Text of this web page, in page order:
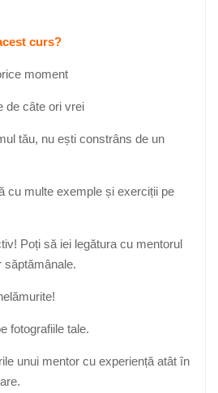
curs?
moment
de câte ori vrei
tău, nu ești constrâns de un
cu multe exemple și exerciții pe
Poți să iei legătura cu mentorul
săptămânale.
fotografiile tale.
unui mentor cu experiență atât în